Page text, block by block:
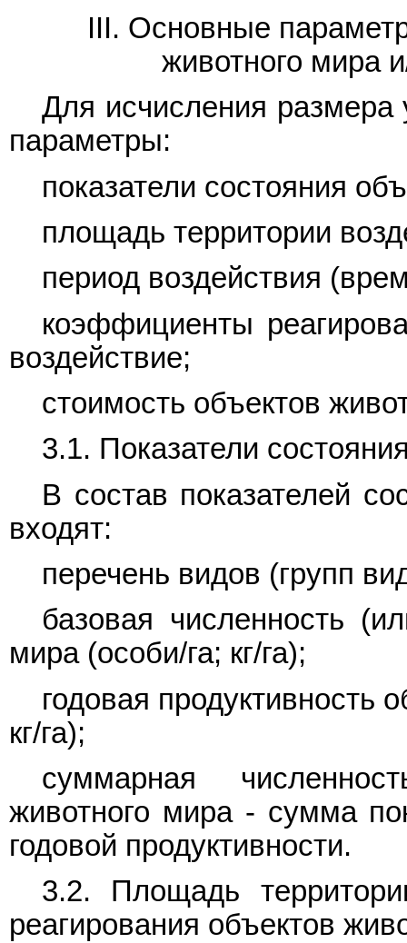
III. Основные
животного мира
Для исчисления
параметры:
показатели состояния
площадь территории
период воздействия
коэффициенты
воздействие;
стоимость объектов
3.1. Показатели
В состав показателей
входят:
перечень видов (групп
базовая численность
мира (особи/га; кг/га);
годовая продуктивность
кг/га);
суммарная
животного мира - сумма
годовой продуктивности.
3.2. Площадь
реагирования объектов